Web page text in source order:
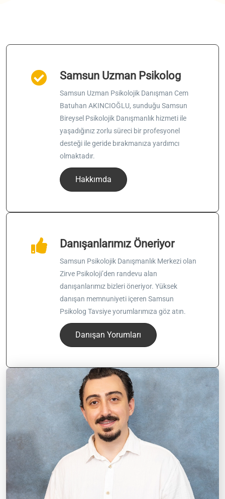
Samsun Uzman Psikolog
Samsun Uzman Psikolojik Danışman Cem
Batuhan AKINCIOĞLU, sunduğu Samsun
Bireysel Psikolojik Danışmanlık hizmeti ile
yaşadığınız zorlu süreci bir profesyonel
desteği ile geride bırakmanıza yardımcı
olmaktadır.
Hakkımda
Danışanlarımız Öneriyor
Samsun Psikolojik Danışmanlık Merkezi olan
Zirve Psikoloji’den randevu alan
danışanlarımız bizleri öneriyor. Yüksek
danışan memnuniyeti içeren Samsun
Psikolog Tavsiye yorumlarımıza göz atın.
Danışan Yorumları